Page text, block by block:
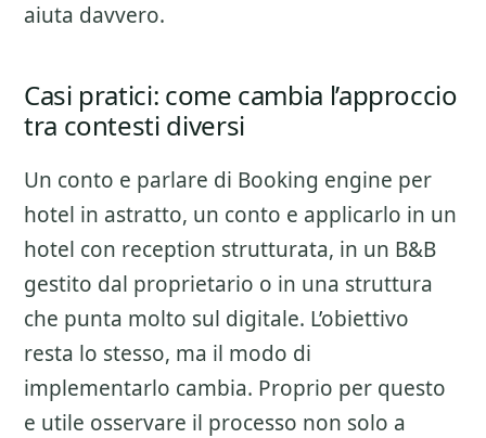
aiuta davvero.
Casi pratici: come cambia l’approccio
tra contesti diversi
Un conto e parlare di Booking engine per
hotel in astratto, un conto e applicarlo in un
hotel con reception strutturata, in un B&B
gestito dal proprietario o in una struttura
che punta molto sul digitale. L’obiettivo
resta lo stesso, ma il modo di
implementarlo cambia. Proprio per questo
e utile osservare il processo non solo a